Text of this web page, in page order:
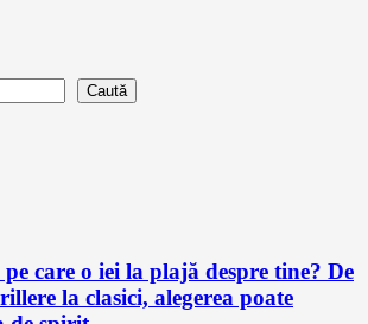
Caută
pe care o iei la plajă despre tine? De
la clasici, alegerea poate